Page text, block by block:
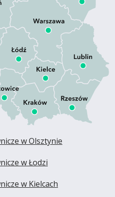
w Olsztynie
w Łodzi
w Kielcach